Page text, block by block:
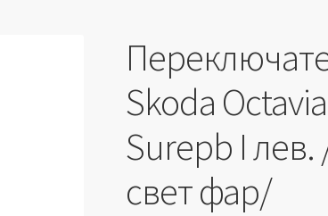
Skoda
Surepb I
свет фар/